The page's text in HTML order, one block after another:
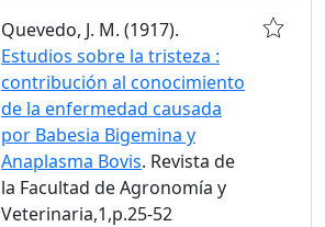
Quevedo, J. M. (1917).
Estudios sobre la tristeza :
contribución al conocimiento
de la enfermedad causada
por Babesia Bigemina y
Anaplasma Bovis. Revista de
la Facultad de Agronomía y
Veterinaria,1,p.25-52